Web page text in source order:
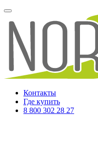
Контакты
Где купить
8 800 302 28 27